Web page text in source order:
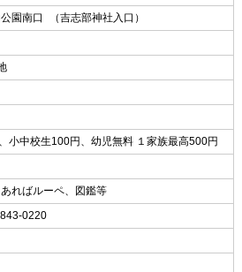
園南口 （吉志部神社入口）
小中校生100円、幼児無料 １家族最高500円
ればルーペ、図鑑等
0220